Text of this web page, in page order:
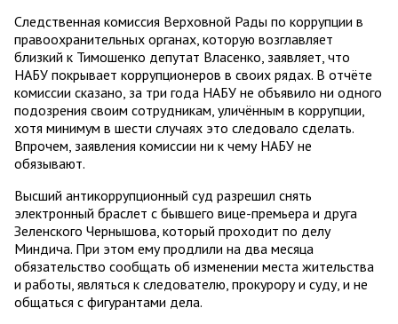
Следственная комиссия Верховной Рады по коррупции в
правоохранительных органах, которую возглавляет
близкий к Тимошенко депутат Власенко, заявляет, что
НАБУ покрывает коррупционеров в своих рядах. В отчёте
комиссии сказано, за три года НАБУ не объявило ни одного
подозрения своим сотрудникам, уличённым в коррупции,
хотя минимум в шести случаях это следовало сделать.
Впрочем, заявления комиссии ни к чему НАБУ не
обязывают.
Высший антикоррупционный суд разрешил снять
электронный браслет с бывшего вице-премьера и друга
Зеленского Чернышова, который проходит по делу
Миндича. При этом ему продлили на два месяца
обязательство сообщать об изменении места жительства
и работы, являться к следователю, прокурору и суду, и не
общаться с фигурантами дела.